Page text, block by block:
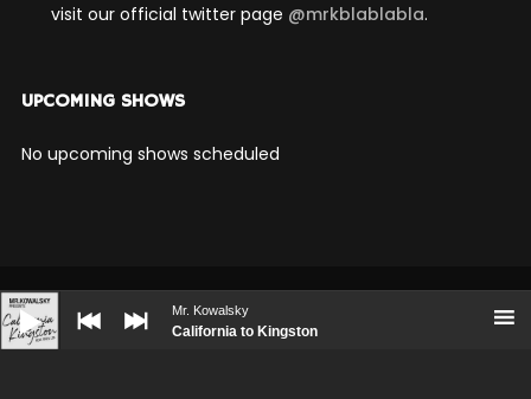
Audio
Player
Mr. Kowalsky
California to Kingston
visit our official twitter page @mrkblablabla.
UPCOMING SHOWS
No upcoming shows scheduled